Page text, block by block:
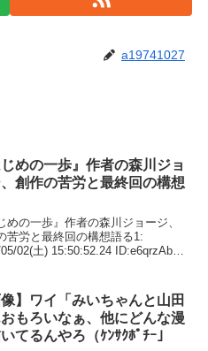
a19741027
じめの一歩』作者の森川ジョ
創作の苦労と最終回の構想
めの一歩』作者の森川ジョージ、
苦労と最終回の構想語る1:
02(土) 15:50:52.24 ID:e6qrzAbU9
者（60）...
像】ワイ「みいちゃんと山田
もろいなぁ、他にどんな漫
てるんやろ（ｹﾝｻｸﾎﾟﾁｰ」